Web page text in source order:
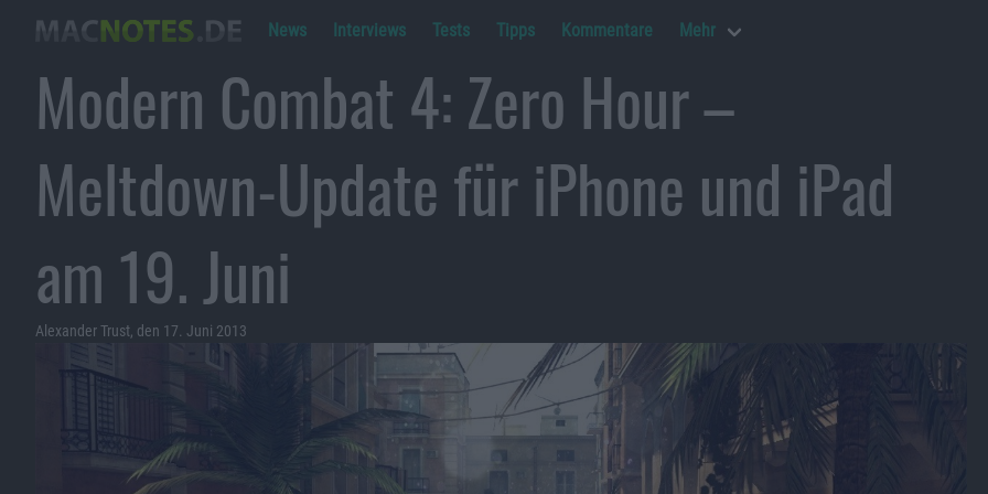
News Interviews Tests Tipps Kommentare Mehr
Modern Combat 4: Zero Hour –
Meltdown-Update für iPhone und iPad
am 19. Juni
Alexander Trust, den 17. Juni 2013